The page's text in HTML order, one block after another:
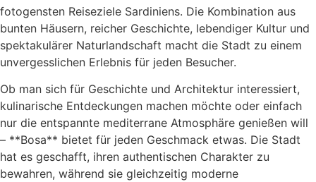
fotogensten Reiseziele Sardiniens. Die Kombination aus
bunten Häusern, reicher Geschichte, lebendiger Kultur und
spektakulärer Naturlandschaft macht die Stadt zu einem
unvergesslichen Erlebnis für jeden Besucher.
Ob man sich für Geschichte und Architektur interessiert,
kulinarische Entdeckungen machen möchte oder einfach
nur die entspannte mediterrane Atmosphäre genießen will
– **Bosa** bietet für jeden Geschmack etwas. Die Stadt
hat es geschafft, ihren authentischen Charakter zu
bewahren, während sie gleichzeitig moderne